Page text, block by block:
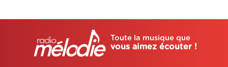
Toute la musique que
vous aimez écouter !